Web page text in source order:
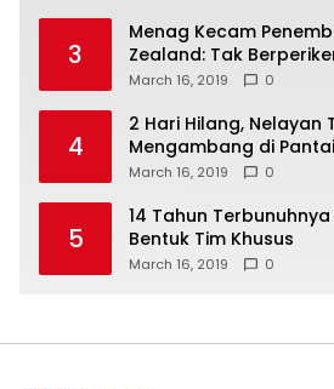
3
Menag Kecam
Zealand: Tak
March 16, 2019 0
4
2 Hari Hilang, Nelayan
Mengambang di
March 16, 2019 0
5
14 Tahun
Bentuk Tim Khusus
March 16, 2019 0